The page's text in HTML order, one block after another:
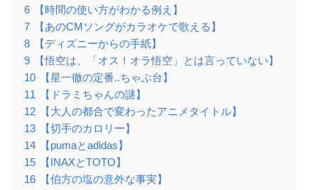
6
【時間の使い方がわかる例え】
7
【あのCMソングがカラオケで歌える】
8
【ディズニーからの手紙】
9
【悟空は、「オス！オラ悟空」とは言っていない】
10
【星一徹の定番..ちゃぶ台】
11
【ドラミちゃんの謎】
12
【大人の都合で変わったアニメタイトル】
13
【切手のカロリー】
14
【pumaとadidas】
15
【INAXとTOTO】
16
【伯方の塩の意外な事実】